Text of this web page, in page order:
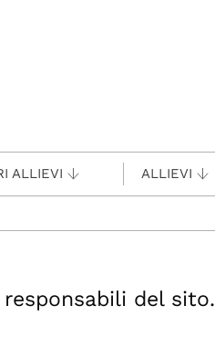
ALLIEVI ALLIEVI
del sito.